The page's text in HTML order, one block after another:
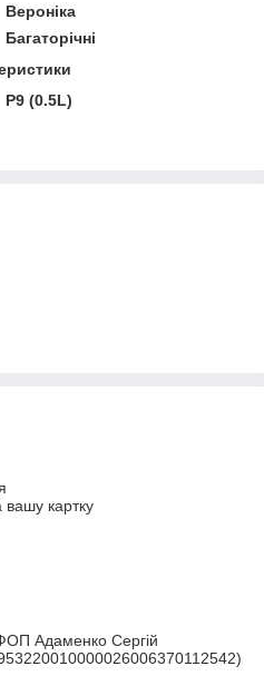
Вероніка
Багаторічні
P9 (0.5L)
вашу картку
Адаменко Сергій